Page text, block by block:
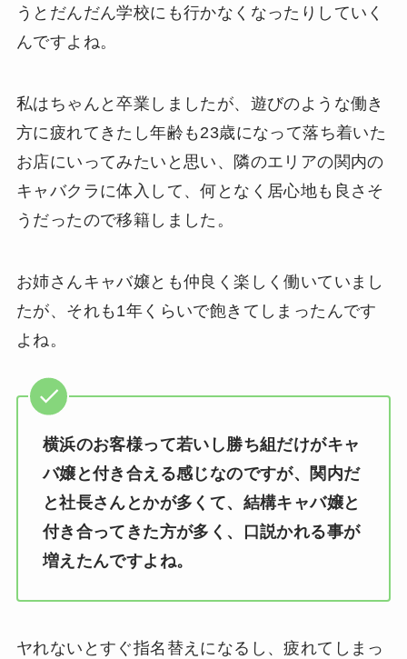
うとだんだん学校にも行かなくなったりしていく
んですよね。
私はちゃんと卒業しましたが、遊びのような働き
方に疲れてきたし年齢も23歳になって落ち着いた
お店にいってみたいと思い、隣のエリアの関内の
キャバクラに体入して、何となく居心地も良さそ
うだったので移籍しました。
お姉さんキャバ嬢とも仲良く楽しく働いていまし
たが、それも1年くらいで飽きてしまったんです
よね。
横浜のお客様って若いし勝ち組だけがキャ
バ嬢と付き合える感じなのですが、関内だ
と社長さんとかが多くて、結構キャバ嬢と
付き合ってきた方が多く、口説かれる事が
増えたんですよね。
ヤれないとすぐ指名替えになるし、疲れてしまっ